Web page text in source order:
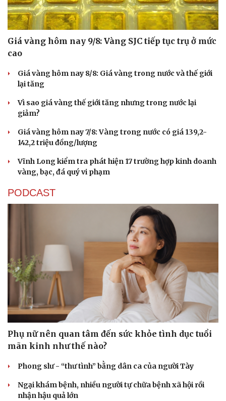
Giá vàng hôm nay 9/8: Vàng SJC tiếp tục trụ ở mức
cao
Giá vàng hôm nay 8/8: Giá vàng trong nước và thế giới
lại tăng
Vì sao giá vàng thế giới tăng nhưng trong nước lại
giảm?
Giá vàng hôm nay 7/8: Vàng trong nước có giá 139,2-
142,2 triệu đồng/lượng
Vĩnh Long kiểm tra phát hiện 17 trường hợp kinh doanh
vàng, bạc, đá quý vi phạm
PODCAST
Phụ nữ nên quan tâm đến sức khỏe tình dục tuổi
mãn kinh như thế nào?
Phong slư - “thư tình” bằng dân ca của người Tày
Ngại khám bệnh, nhiều người tự chữa bệnh xã hội rồi
nhận hậu quả lớn